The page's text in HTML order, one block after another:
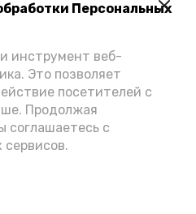
Персональных
инструмент веб-
Это позволяет
посетителей с
Продолжая
соглашаетесь с